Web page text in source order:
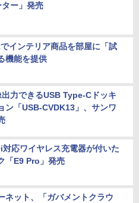
ー」発売
インテリア商品を部屋に「試
機能を提供
力できるUSB Type-Cドッキ
ン「USB-CVDK13」、サンワ
応ワイヤレス充電器が付いた
「E9 Pro」発売
ネット、「ガバメントクラウ